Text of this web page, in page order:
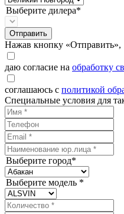
Выберите дилера*
Отправить
Нажав кнопку «Отправить»,
даю согласие на обработку
соглашаюсь с политикой
Специальные условия для
Выберите город*
Выберите модель *